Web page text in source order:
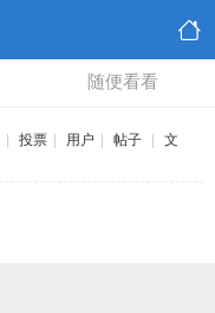
随便看看
投票 用户 帖子
文